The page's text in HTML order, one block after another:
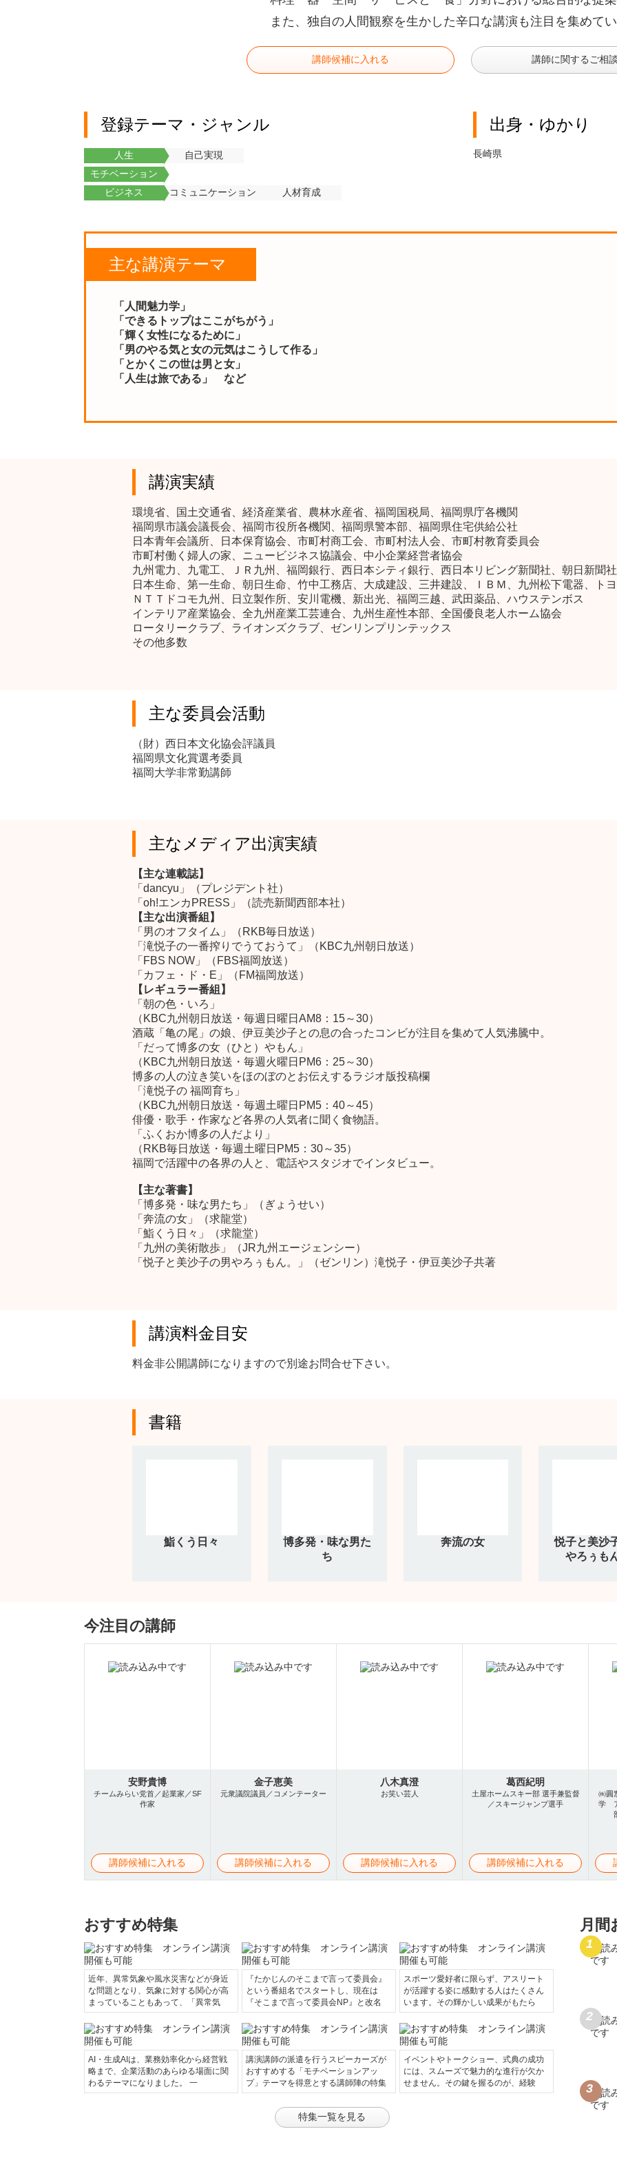
また、独自の人間観察を生かした辛口な講演も注目を集めて
講師候補に入れる 講師に関するご相
登録テーマ・ジャンル
人生
自己実現
モチベーション
ビジネス
コミュニケーション 人材育成
出身・ゆかり
長崎県
主な講演テーマ
「人間魅力学」
「できるトップはここがちがう」
「輝く女性になるために」
「男のやる気と女の元気はこうして作る」
「とかくこの世は男と女」
「人生は旅である」 など
講演実績
環境省、国土交通省、経済産業省、農林水産省、福岡国税局、福岡県庁各機関
福岡県市議会議長会、福岡市役所各機関、福岡県警本部、福岡県住宅供給公社
日本青年会議所、日本保育協会、市町村商工会、市町村法人会、市町村教育委員会
市町村働く婦人の家、ニュービジネス協議会、中小企業経営者協会
九州電力、九電工、ＪＲ九州、福岡銀行、西日本シティ銀行、西日本リビング新聞社、朝日新聞社
日本生命、第一生命、朝日生命、竹中工務店、大成建設、三井建設、ＩＢＭ、九州松下電器、ト
ＮＴＴドコモ九州、日立製作所、安川電機、新出光、福岡三越、武田薬品、ハウステンボス
インテリア産業協会、全九州産業工芸連合、九州生産性本部、全国優良老人ホーム協会
ロータリークラブ、ライオンズクラブ、ゼンリンプリンテックス
その他多数
主な委員会活動
（財）西日本文化協会評議員
福岡県文化賞選考委員
福岡大学非常勤講師
主なメディア出演実績
【主な連載誌】
「dancyu」（プレジデント社）
「oh!エンカPRESS」（読売新聞西部本社）
【主な出演番組】
「男のオフタイム」（RKB毎日放送）
「滝悦子の一番搾りでうておうて」（KBC九州朝日放送）
「FBS NOW」（FBS福岡放送）
「カフェ・ド・E」（FM福岡放送）
【レギュラー番組】
「朝の色・いろ」
（KBC九州朝日放送・毎週日曜日AM8：15～30）
酒蔵「亀の尾」の娘、伊豆美沙子との息の合ったコンビが注目を集めて人気沸騰中。
「だって博多の女（ひと）やもん」
（KBC九州朝日放送・毎週火曜日PM6：25～30）
博多の人の泣き笑いをほのぼのとお伝えするラジオ版投稿欄
「滝悦子の 福岡育ち」
（KBC九州朝日放送・毎週土曜日PM5：40～45）
俳優・歌手・作家など各界の人気者に聞く食物語。
「ふくおか博多の人だより」
（RKB毎日放送・毎週土曜日PM5：30～35）
福岡で活躍中の各界の人と、電話やスタジオでインタビュー。
【主な著書】
「博多発・味な男たち」（ぎょうせい）
「奔流の女」（求龍堂）
「鮨くう日々」（求龍堂）
「九州の美術散歩」（JR九州エージェンシー）
「悦子と美沙子の男やろぅもん。」（ゼンリン）滝悦子・伊豆美沙子共著
講演料金目安
料金非公開講師になりますので別途お問合せ下さい。
書籍
鮨くう日々
博多発・味な男た
ち
奔流の女
悦子と美沙
やろぅも
今注目の講師
安野貴博
チームみらい党首／起業家／SF
作家
講師候補に入れる
金子恵美
元衆議院議員／コメンテーター
講師候補に入れる
八木真澄
お笑い芸人
講師候補に入れる
葛西紀明
土屋ホームスキー部 選手兼監督
／スキージャンプ選手
講師候補に入れる
㈱圓
学
おすすめ特集
近年、異常気象や風水災害などが身近
な問題となり、気象に対する関心が高
まっていることもあって、「異常気
『たかじんのそこまで言って委員会』
という番組名でスタートし、現在は
『そこまで言って委員会NP』と改名
スポーツ愛好者に限らず、アスリート
が活躍する姿に感動する人はたくさん
います。その輝かしい成果がもたら
AI・生成AIは、業務効率化から経営戦
略まで、企業活動のあらゆる場面に関
わるテーマになりました。 一
講演講師の派遣を行うスピーカーズが
おすすめする「モチベーションアッ
プ」テーマを得意とする講師陣の特集
イベントやトークショー、式典の成功
には、スムーズで魅力的な進行が欠か
せません。その鍵を握るのが、経験
特集一覧を見る
月間